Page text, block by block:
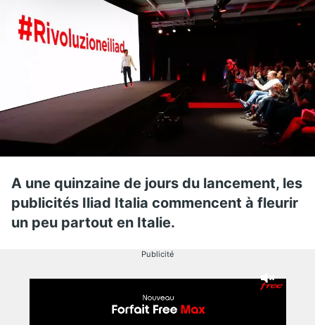
A une quinzaine de jours du lancement, les
publicités Iliad Italia commencent à fleurir
un peu partout en Italie.
Publicité